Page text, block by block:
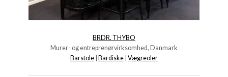
BRDR. THYBO
Murer- og entreprenørvirksomhed, Danmark
Barstole
Bardiske Vægreoler